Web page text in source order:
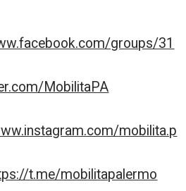
groups/31
MobilitaPA
mobilita.p
t.me/mobilitapalermo